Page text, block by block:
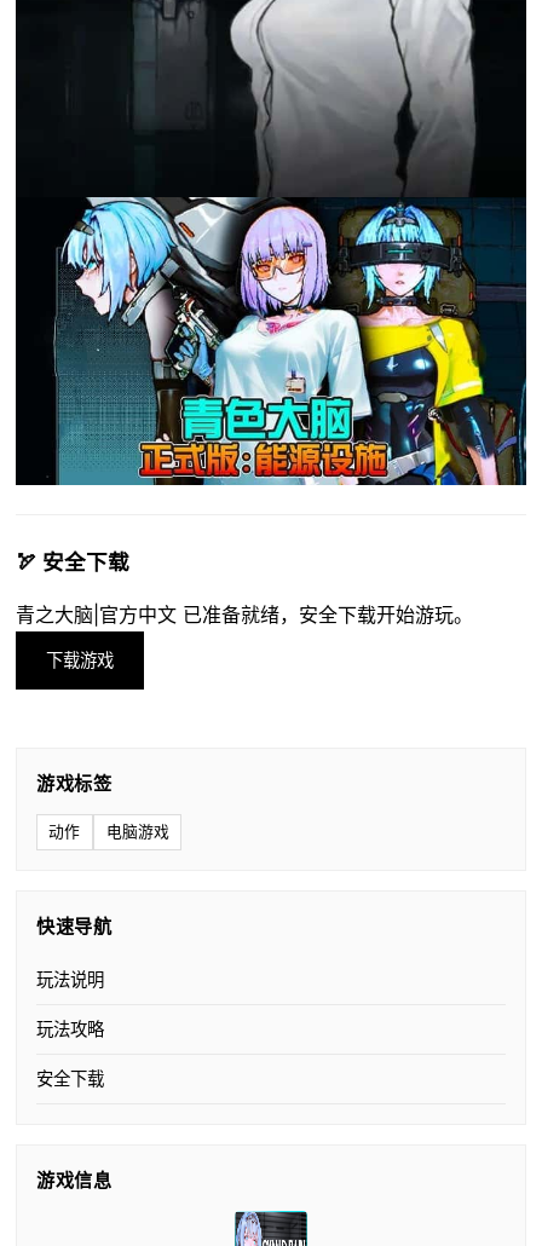
🏹 安全下载
青之大脑|官方中文 已准备就绪，安全下载开始游玩。
下载游戏
游戏标签
动作 电脑游戏
快速导航
玩法说明
玩法攻略
安全下载
游戏信息